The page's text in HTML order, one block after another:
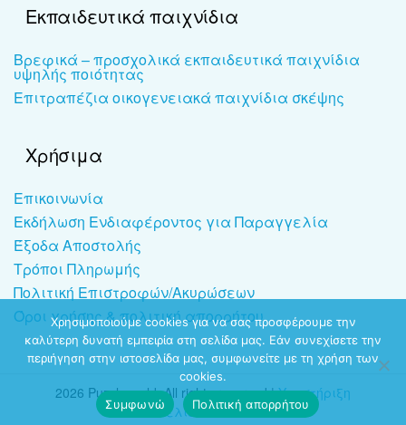
Εκπαιδευτικά παιχνίδια
Βρεφικά – προσχολικά εκπαιδευτικά παιχνίδια
υψηλής ποιότητας
Επιτραπέζια οικογενειακά παιχνίδια σκέψης
Χρήσιμα
Επικοινωνία
Εκδήλωση Ενδιαφέροντος για Παραγγελία
Έξοδα Αποστολής
Τρόποι Πληρωμής
Πολιτική Επιστροφών/Ακυρώσεων
Όροι χρήσης & πολιτική απορρήτου
2026 Puzzleworld. All rights reserved |Υποστήριξη
ιστοσελίδων-dezitech.
Χρησιμοποιούμε cookies για να σας προσφέρουμε την
καλύτερη δυνατή εμπειρία στη σελίδα μας. Εάν συνεχίσετε την
περιήγηση στην ιστοσελίδα μας, συμφωνείτε με τη χρήση των
cookies.
Συμφωνώ
Πολιτική απορρήτου